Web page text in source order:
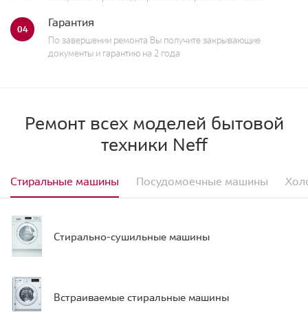
04 Гарантия
По завершении ремонта Вы получите закрывающие
документы и гарантию на 2 года
Ремонт всех моделей бытовой
техники Neff
Стиральные машины Посудомоечные машины
Стирально-сушильные машины
Встраиваемые стиральные машины